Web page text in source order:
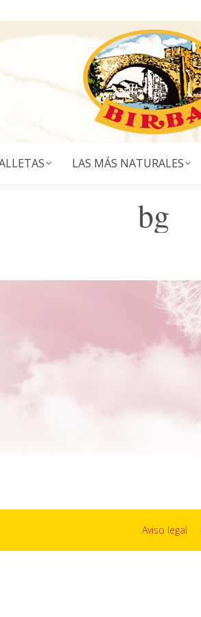
LAS MÁS NATURALES
bg
Aviso legal